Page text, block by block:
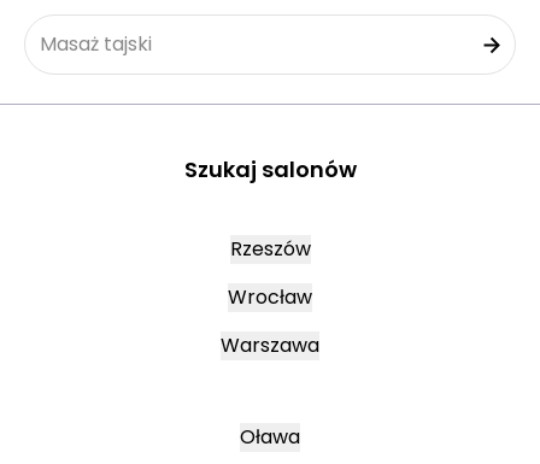
Masaż tajski
Szukaj salonów
Rzeszów
Wrocław
Warszawa
Oława